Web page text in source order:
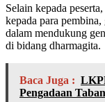
Selain kepada
kepada para
dalam mendukung
di bidang dharmagita.
Baca Juga :
Pengadaan